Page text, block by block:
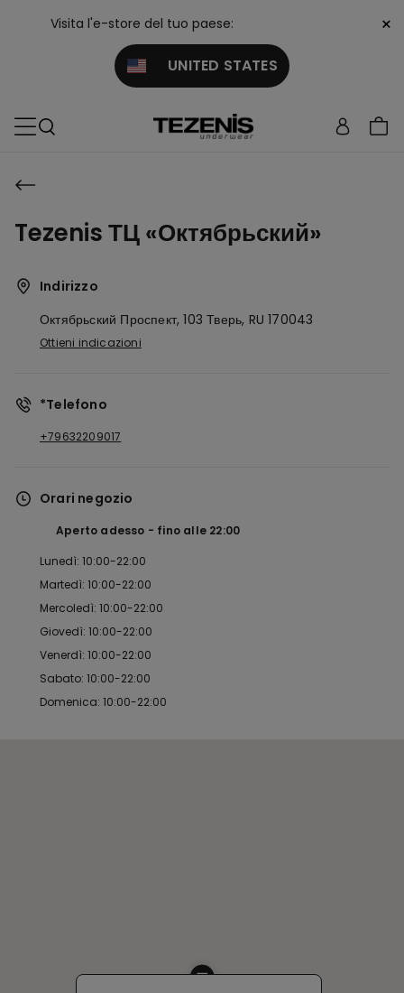
Visita l'e-store del tuo paese:
UNITED STATES
×
Tezenis ТЦ «Октябрьский»
Indirizzo
Октябрьский Проспект, 103Тверь, RU170043
Ottieni indicazioni
*Telefono
+79632209017
Orari negozio
Aperto adesso fino alle 22:00
Lunedì: 10:00-22:00
Martedì: 10:00-22:00
Mercoledì: 10:00-22:00
Giovedì: 10:00-22:00
Venerdì: 10:00-22:00
Sabato: 10:00-22:00
Domenica: 10:00-22:00